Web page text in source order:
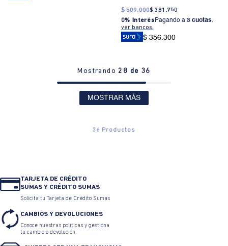
$ 509.000$ 381 .750
0% Interés Pagando a 3 cuotas.
ver bancos.
$ 356.300
Mostrando28 de 36
MOSTRAR MÁS
36 Productos
TARJETA DE CRÉDITO
SUMAS Y CRÉDITO SUMAS
Solicita tu Tarjeta de Crédito Sumas
CAMBIOS Y DEVOLUCIONES
Conoce nuestras políticas y gestiona
tu cambio o devolución.